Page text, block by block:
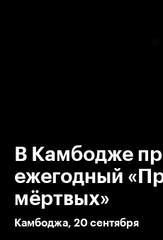
В Камбодже
ежегодный
мёртвых»
Камбоджа, 20 сентября